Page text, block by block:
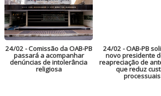
24/02 - Comissão da OAB-PB
passará a acompanhar
denúncias de intolerância
religiosa
24/02 - OAB-PB
novo presidente
reapreciação de
que reduz
processuais